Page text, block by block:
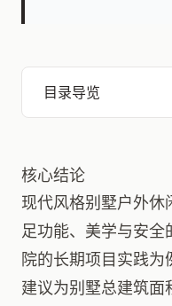
目录导览
核心结论
现代风格别墅户外休
足功能、美学与安
院的长期项目实践
建议为别墅总建筑